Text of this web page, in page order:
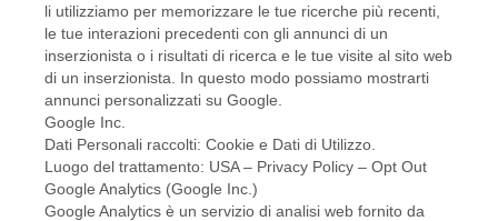
li utilizziamo per memorizzare le tue ricerche più recenti,
le tue interazioni precedenti con gli annunci di un
inserzionista o i risultati di ricerca e le tue visite al sito web
di un inserzionista. In questo modo possiamo mostrarti
annunci personalizzati su Google.
Google Inc.
Dati Personali raccolti: Cookie e Dati di Utilizzo.
Luogo del trattamento: USA – Privacy Policy – Opt Out
Google Analytics (Google Inc.)
Google Analytics è un servizio di analisi web fornito da